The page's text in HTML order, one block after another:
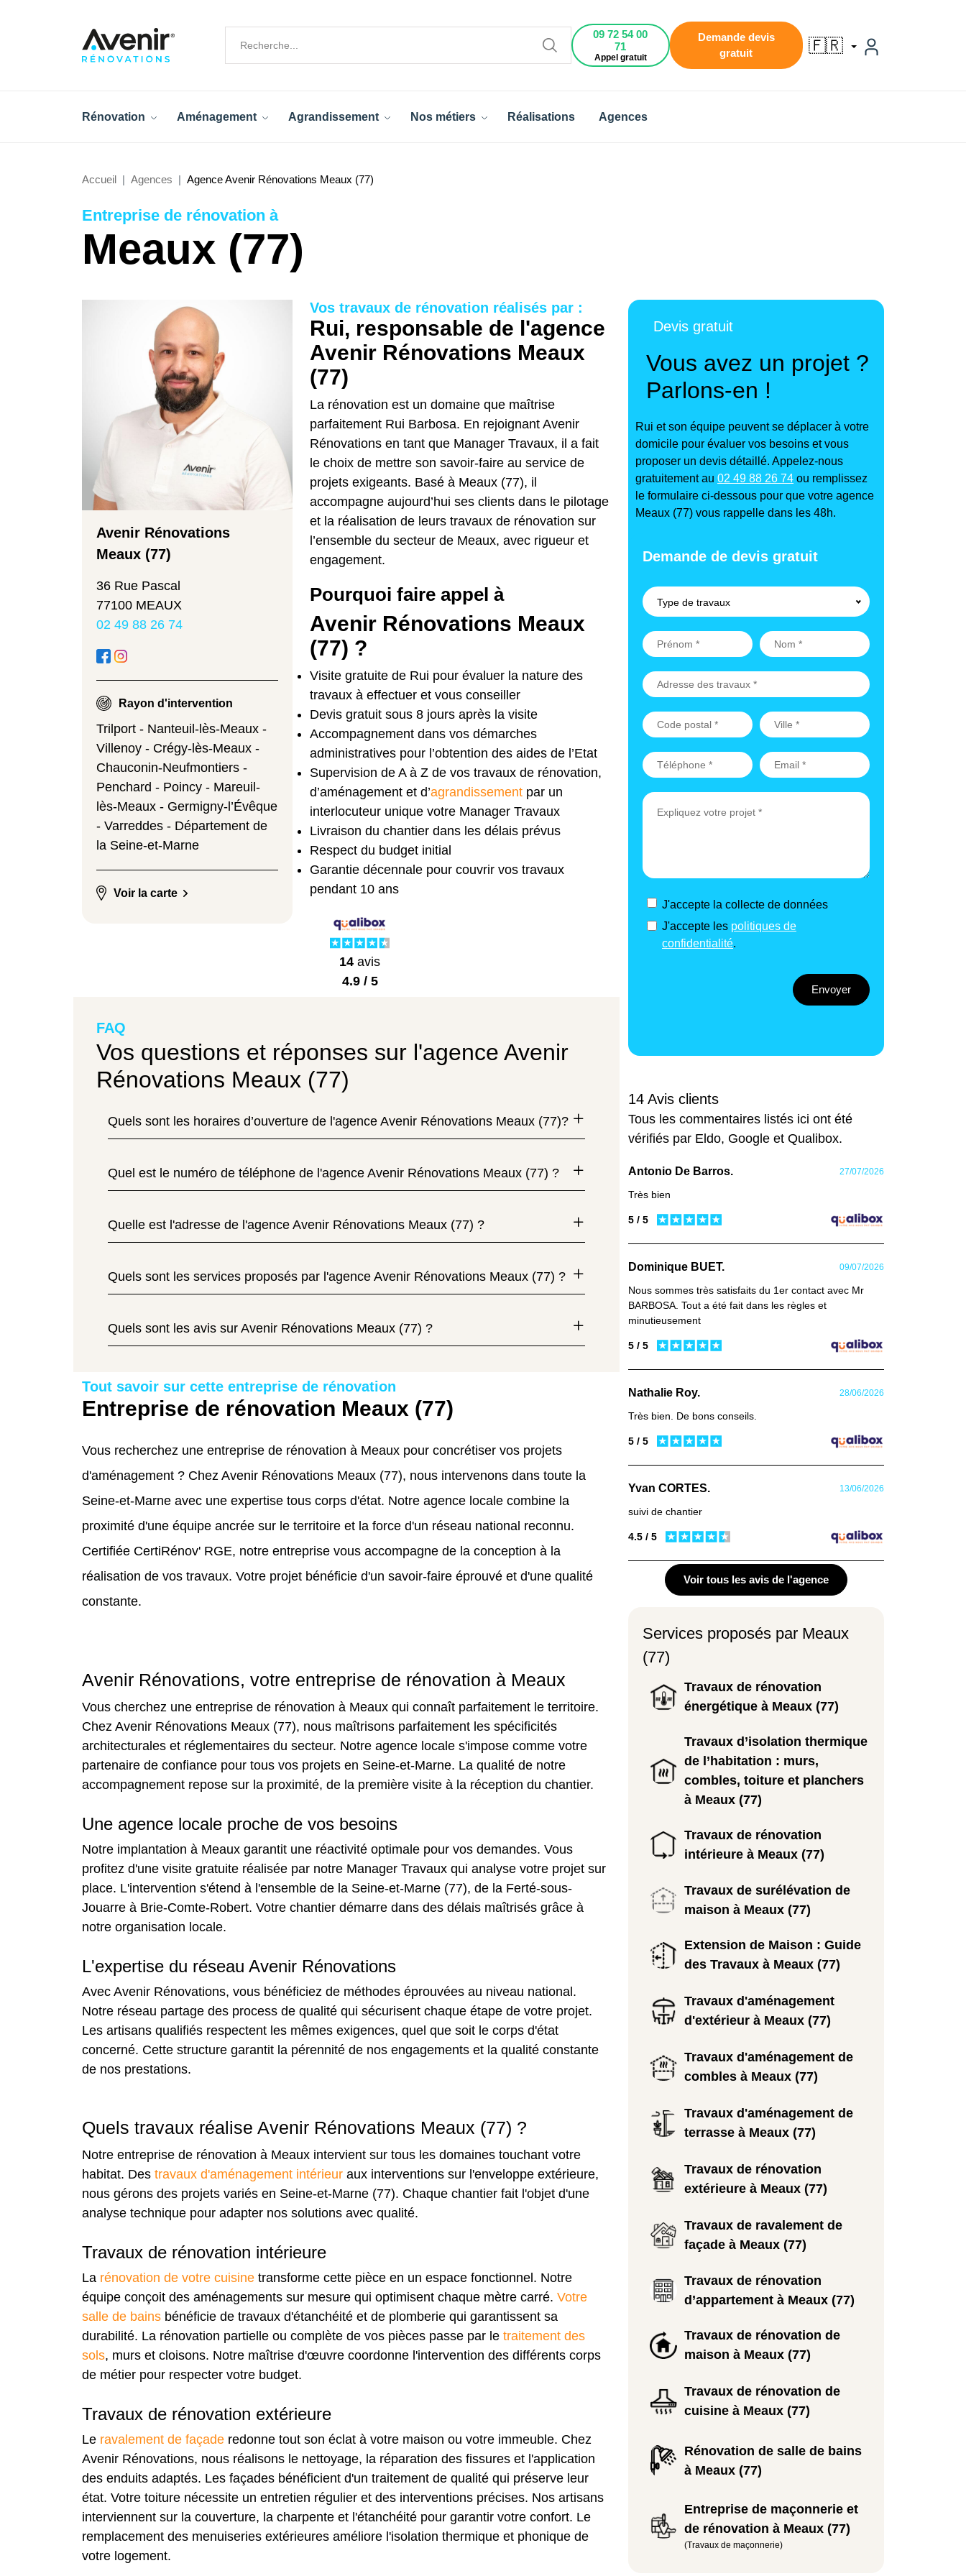
09 72 54 00
71
Appel gratuit
Demande devis
gratuit
🇫🇷
Rénovation Aménagement Agrandissement Nos métiers Réalisations Agences
Accueil Agences Agence Avenir Rénovations Meaux (77)
Entreprise de rénovation à
Meaux (77)
Avenir Rénovations
Meaux (77)
36 Rue Pascal
77100 MEAUX
02 49 88 26 74
Rayon d'intervention
Trilport - Nanteuil-lès-Meaux -
Villenoy - Crégy-lès-Meaux -
Chauconin-Neufmontiers -
Penchard - Poincy - Mareuil-
lès-Meaux - Germigny-l’Évêque
- Varreddes - Département de
la Seine-et-Marne
Voir la carte
Vos travaux de rénovation réalisés par :
Rui, responsable de l'agence
Avenir Rénovations Meaux
(77)
La rénovation est un domaine que maîtrise
parfaitement Rui Barbosa. En rejoignant Avenir
Rénovations en tant que Manager Travaux, il a fait
le choix de mettre son savoir-faire au service de
projets exigeants. Basé à Meaux (77), il
accompagne aujourd’hui ses clients dans le pilotage
et la réalisation de leurs travaux de rénovation sur
l’ensemble du secteur de Meaux, avec rigueur et
engagement.
Pourquoi faire appel à
Avenir Rénovations Meaux
(77) ?
Visite gratuite de Rui pour évaluer la nature des
travaux à effectuer et vous conseiller
Devis gratuit sous 8 jours après la visite
Accompagnement dans vos démarches
administratives pour l’obtention des aides de l’Etat
Supervision de A à Z de vos travaux de rénovation,
d’aménagement et d’agrandissementpar un
interlocuteur unique votre Manager Travaux
Livraison du chantier dans les délais prévus
Respect du budget initial
Garantie décennale pour couvrir vos travaux
pendant 10 ans
14 avis
4.9 / 5
FAQ
Vos questions et réponses sur l'agence Avenir
Rénovations Meaux (77)
Quels sont les horaires d’ouverture de l'agence Avenir Rénovations Meaux (77)?
Quel est le numéro de téléphone de l'agence Avenir Rénovations Meaux (77) ?
Quelle est l'adresse de l'agence Avenir Rénovations Meaux (77) ?
Quels sont les services proposés par l'agence Avenir Rénovations Meaux (77) ?
Quels sont les avis sur Avenir Rénovations Meaux (77) ?
Tout savoir sur cette entreprise de rénovation
Entreprise de rénovation Meaux (77)
Vous recherchez une entreprise de rénovation à Meaux pour concrétiser vos projets
d'aménagement ? Chez Avenir Rénovations Meaux (77), nous intervenons dans toute la
Seine-et-Marne avec une expertise tous corps d'état. Notre agence locale combine la
proximité d'une équipe ancrée sur le territoire et la force d'un réseau national reconnu.
Certifiée CertiRénov' RGE, notre entreprise vous accompagne de la conception à la
réalisation de vos travaux. Votre projet bénéficie d'un savoir-faire éprouvé et d'une qualité
constante.
Avenir Rénovations, votre entreprise de rénovation à Meaux
Vous cherchez une entreprise de rénovation à Meaux qui connaît parfaitement le territoire.
Chez Avenir Rénovations Meaux (77), nous maîtrisons parfaitement les spécificités
architecturales et réglementaires du secteur. Notre agence locale s'impose comme votre
partenaire de confiance pour tous vos projets en Seine-et-Marne. La qualité de notre
accompagnement repose sur la proximité, de la première visite à la réception du chantier.
Une agence locale proche de vos besoins
Notre implantation à Meaux garantit une réactivité optimale pour vos demandes. Vous
profitez d'une visite gratuite réalisée par notre Manager Travaux qui analyse votre projet sur
place. L'intervention s'étend à l'ensemble de la Seine-et-Marne (77), de la Ferté-sous-
Jouarre à Brie-Comte-Robert. Votre chantier démarre dans des délais maîtrisés grâce à
notre organisation locale.
L'expertise du réseau Avenir Rénovations
Avec Avenir Rénovations, vous bénéficiez de méthodes éprouvées au niveau national.
Notre réseau partage des process de qualité qui sécurisent chaque étape de votre projet.
Les artisans qualifiés respectent les mêmes exigences, quel que soit le corps d'état
concerné. Cette structure garantit la pérennité de nos engagements et la qualité constante
de nos prestations.
Quels travaux réalise Avenir Rénovations Meaux (77) ?
Notre entreprise de rénovation à Meaux intervient sur tous les domaines touchant votre
habitat. Des travaux d'aménagement intérieur aux interventions sur l'enveloppe extérieure,
nous gérons des projets variés en Seine-et-Marne (77). Chaque chantier fait l'objet d'une
analyse technique pour adapter nos solutions avec qualité.
Travaux de rénovation intérieure
La rénovation de votre cuisine transforme cette pièce en un espace fonctionnel. Notre
équipe conçoit des aménagements sur mesure qui optimisent chaque mètre carré. Votre
salle de bains bénéficie de travaux d'étanchéité et de plomberie qui garantissent sa
durabilité. La rénovation partielle ou complète de vos pièces passe par le traitement des
sols, murs et cloisons. Notre maîtrise d'œuvre coordonne l'intervention des différents corps
de métier pour respecter votre budget.
Travaux de rénovation extérieure
Le ravalement de façade redonne tout son éclat à votre maison ou votre immeuble. Chez
Avenir Rénovations, nous réalisons le nettoyage, la réparation des fissures et l'application
des enduits adaptés. Les façades bénéficient d'un traitement de qualité qui préserve leur
état. Votre toiture nécessite un entretien régulier et des interventions précises. Nos artisans
interviennent sur la couverture, la charpente et l'étanchéité pour garantir votre confort. Le
remplacement des menuiseries extérieures améliore l'isolation thermique et phonique de
votre logement.
Devis gratuit
Vous avez un projet ?
Parlons-en !
Rui et son équipe peuvent se déplacer à votre
domicile pour évaluer vos besoins et vous
proposer un devis détaillé. Appelez-nous
gratuitement au 02 49 88 26 74 ou remplissez
le formulaire ci-dessous pour que votre agence
Meaux (77) vous rappelle dans les 48h.
Demande de devis gratuit
Type de travaux
J'accepte la collecte de données
J'accepte les politiques de
confidentialité.
Envoyer
14 Avis clients
Tous les commentaires listés ici ont été
vérifiés par Eldo, Google et Qualibox.
Antonio De Barros. 27/07/2026
Très bien
5 / 5
Dominique BUET. 09/07/2026
Nous sommes très satisfaits du 1er contact avec Mr
BARBOSA. Tout a été fait dans les règles et
minutieusement
5 / 5
Nathalie Roy. 28/06/2026
Très bien. De bons conseils.
5 / 5
Yvan CORTES. 13/06/2026
suivi de chantier
4.5 / 5
Voir tous les avis de l'agence
Services proposés par Meaux
(77)
Travaux de rénovation
énergétique à Meaux (77)
Travaux d’isolation thermique
de l’habitation : murs,
combles, toiture et planchers
à Meaux (77)
Travaux de rénovation
intérieure à Meaux (77)
Travaux de surélévation de
maison à Meaux (77)
Extension de Maison : Guide
des Travaux à Meaux (77)
Travaux d'aménagement
d'extérieur à Meaux (77)
Travaux d'aménagement de
combles à Meaux (77)
Travaux d'aménagement de
terrasse à Meaux (77)
Travaux de rénovation
extérieure à Meaux (77)
Travaux de ravalement de
façade à Meaux (77)
Travaux de rénovation
d’appartement à Meaux (77)
Travaux de rénovation de
maison à Meaux (77)
Travaux de rénovation de
cuisine à Meaux (77)
Rénovation de salle de bains
à Meaux (77)
Entreprise de maçonnerie et
de rénovation à Meaux (77)
(Travaux de maçonnerie)